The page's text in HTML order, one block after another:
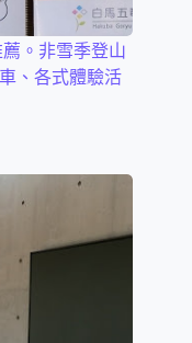
。非雪季登山
、各式體驗活